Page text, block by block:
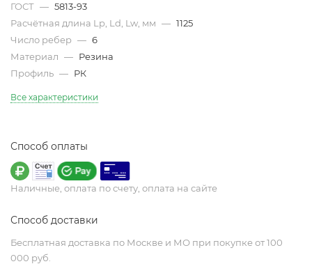
ГОСТ — 5813-93
Расчётная длина Lp, Ld, Lw, мм — 1125
Число ребер — 6
Материал — Резина
Профиль — РК
Все характеристики
Способ оплаты
Наличные, оплата по счету, оплата на сайте
Способ доставки
Бесплатная доставка по Москве и МО при покупке от 100
000 руб.